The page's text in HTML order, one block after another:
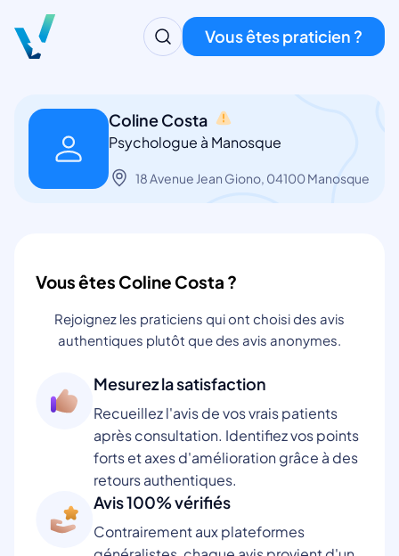
Vous êtes praticien ?
Coline Costa
Psychologue à Manosque
18 Avenue Jean Giono, 04100 Manosque
Vous êtes Coline Costa ?
Rejoignez les praticiens qui ont choisi des avis
authentiques plutôt que des avis anonymes.
Mesurez la satisfaction
Recueillez l'avis de vos vrais patients
après consultation. Identifiez vos points
forts et axes d'amélioration grâce à des
retours authentiques.
Avis 100% vérifiés
Contrairement aux plateformes